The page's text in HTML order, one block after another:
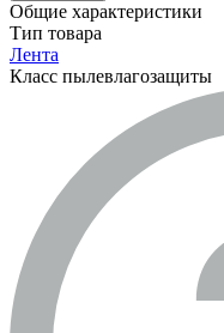
Общие характеристики
Тип товара
Лента
Класс пылевлагозащиты